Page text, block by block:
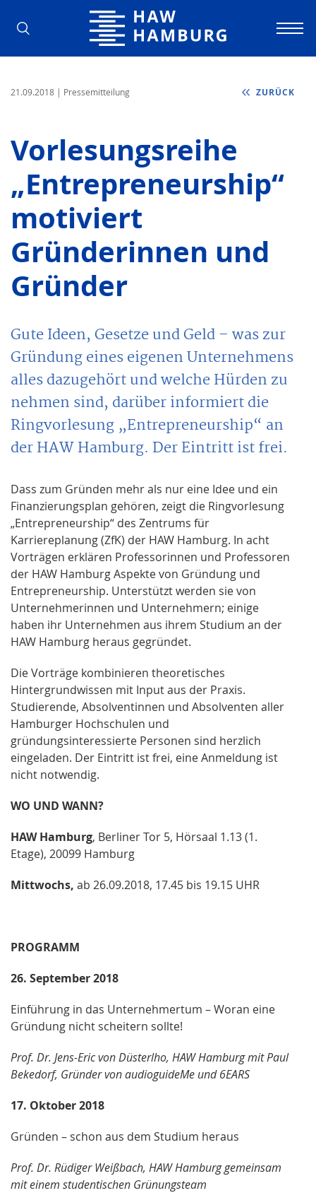
Hochschule für Angewandte
21.09.2018 | Pressemitteilung ZURÜCK
Vorlesungsreihe
„Entrepreneurship“
motiviert
Gründerinnen und
Gründer
Gute Ideen, Gesetze und Geld – was zur
Gründung eines eigenen Unternehmens
alles dazugehört und welche Hürden zu
nehmen sind, darüber informiert die
Ringvorlesung „Entrepreneurship“ an
der HAW Hamburg. Der Eintritt ist frei.
Dass zum Gründen mehr als nur eine Idee und ein
Finanzierungsplan gehören, zeigt die Ringvorlesung
„Entrepreneurship“ des Zentrums für
Karriereplanung (ZfK) der HAW Hamburg. In acht
Vorträgen erklären Professorinnen und Professoren
der HAW Hamburg Aspekte von Gründung und
Entrepreneurship. Unterstützt werden sie von
Unternehmerinnen und Unternehmern; einige
haben ihr Unternehmen aus ihrem Studium an der
HAW Hamburg heraus gegründet.
Die Vorträge kombinieren theoretisches
Hintergrundwissen mit Input aus der Praxis.
Studierende, Absolventinnen und Absolventen aller
Hamburger Hochschulen und
gründungsinteressierte Personen sind herzlich
eingeladen. Der Eintritt ist frei, eine Anmeldung ist
nicht notwendig.
WO UND WANN?
HAW Hamburg, Berliner Tor 5, Hörsaal 1.13 (1.
Etage), 20099 Hamburg
Mittwochs, ab 26.09.2018, 17.45 bis 19.15 UHR
PROGRAMM
26. September 2018
Einführung in das Unternehmertum – Woran eine
Gründung nicht scheitern sollte!
Prof. Dr. Jens-Eric von Düsterlho, HAW Hamburg mit Paul
Bekedorf, Gründer von audioguideMe und 6EARS
17. Oktober 2018
Gründen – schon aus dem Studium heraus
Prof. Dr. Rüdiger Weißbach, HAW Hamburg gemeinsam
mit einem studentischen Grünungsteam